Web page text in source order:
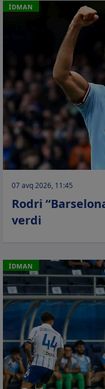
İDMAN
07 avq 2026, 11:45
Rodri
verdi
İDMAN